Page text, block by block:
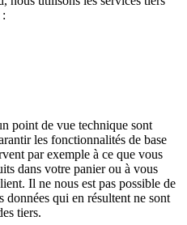
point de vue technique sont
les fonctionnalités de base
par exemple à ce que vous
dans votre panier ou à vous
Il ne nous est pas possible de
données qui en résultent ne sont
tiers.